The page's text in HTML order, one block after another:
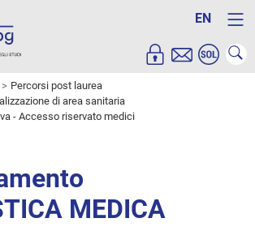
EN
Percorsi post laurea
di area sanitaria
- Accesso riservato medici
MEDICA